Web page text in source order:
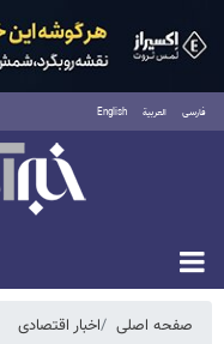
فارسی العربية English
یکشنبه ۱۸ مرداد ۱۴۰۵
صفحه اصلی اخبار اقتصادی